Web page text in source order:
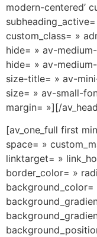
modern-centered’
subheading_active=
custom_class= »
hide= » av-
hide= » av-
size-title= » av-
size= » av-small-
margin= »][/
[av_one_full first
space= »
linktarget= »
border_color= »
background_color=